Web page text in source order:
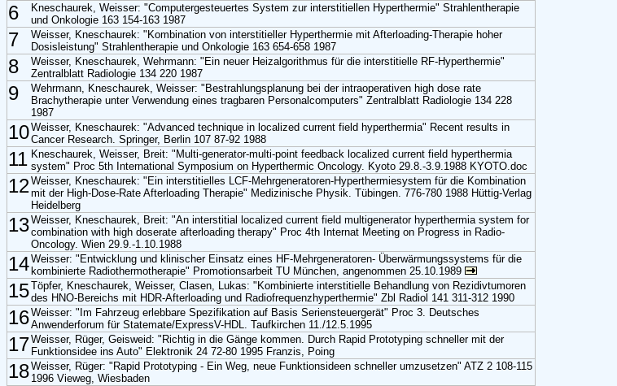
6
Kneschaurek, Weisser: "Computergesteuertes System zur interstitiellen Hyperthermie" Strahlentherapie
und Onkologie 163 154-163 1987
7
Weisser, Kneschaurek: "Kombination von interstitieller Hyperthermie mit Afterloading-Therapie hoher
Dosisleistung" Strahlentherapie und Onkologie 163 654-658 1987
8
Weisser, Kneschaurek, Wehrmann: "Ein neuer Heizalgorithmus für die interstitielle RF-Hyperthermie"
Zentralblatt Radiologie 134 220 1987
9
Wehrmann, Kneschaurek, Weisser: "Bestrahlungsplanung bei der intraoperativen high dose rate
Brachytherapie unter Verwendung eines tragbaren Personalcomputers" Zentralblatt Radiologie 134 228
1987
10Weisser, Kneschaurek: "Advanced technique in localized current field hyperthermia" Recent results in
Cancer Research. Springer, Berlin 107 87-92 1988
11 Kneschaurek, Weisser, Breit: "Multi-generator-multi-point feedback localized current field hyperthermia
system" Proc 5th International Symposium on Hyperthermic Oncology. Kyoto 29.8.-3.9.1988 KYOTO.doc
12Weisser, Kneschaurek: "Ein interstitielles LCF-Mehrgeneratoren-Hyperthermiesystem für die Kombination
mit der High-Dose-Rate Afterloading Therapie" Medizinische Physik. Tübingen. 776-780 1988 Hüttig-Verlag
Heidelberg
13Weisser, Kneschaurek, Breit: "An interstitial localized current field multigenerator hyperthermia system for
combination with high doserate afterloading therapy" Proc 4th Internat Meeting on Progress in Radio-
Oncology. Wien 29.9.-1.10.1988
14Weisser: "Entwicklung und klinischer Einsatz eines HF-Mehrgeneratoren- Überwärmungssystems für die
kombinierte Radiothermotherapie" Promotionsarbeit TU München, angenommen 25.10.1989
15Töpfer, Kneschaurek, Weisser, Clasen, Lukas: "Kombinierte interstitielle Behandlung von Rezidivtumoren
des HNO-Bereichs mit HDR-Afterloading und Radiofrequenzhyperthermie" Zbl Radiol 141 311-312 1990
16Weisser: "Im Fahrzeug erlebbare Spezifikation auf Basis Seriensteuergerät" Proc 3. Deutsches
Anwenderforum für Statemate/ExpressV-HDL. Taufkirchen 11./12.5.1995
17Weisser, Rüger, Geisweid: "Richtig in die Gänge kommen. Durch Rapid Prototyping schneller mit der
Funktionsidee ins Auto" Elektronik 24 72-80 1995 Franzis, Poing
18Weisser, Rüger: "Rapid Prototyping - Ein Weg, neue Funktionsideen schneller umzusetzen" ATZ 2 108-115
1996 Vieweg, Wiesbaden